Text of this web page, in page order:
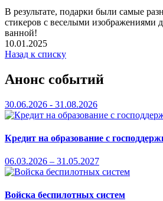
В результате, подарки были самые
стикеров с веселыми изображениями
ванной!
10.01.2025
Назад к списку
Анонс событий
30.06.2026 - 31.08.2026
Кредит на образование с
06.03.2026 – 31.05.2027
Войска беспилотных систем